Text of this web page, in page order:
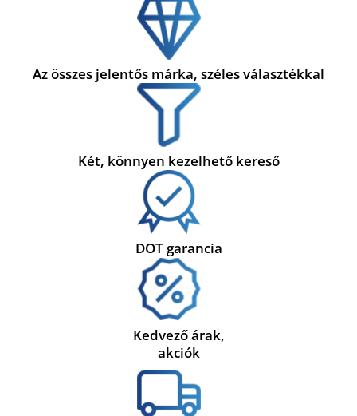
Az összes jelentős márka, széles választékkal
Két, könnyen kezelhető kereső
DOT garancia
Kedvező árak,
akciók